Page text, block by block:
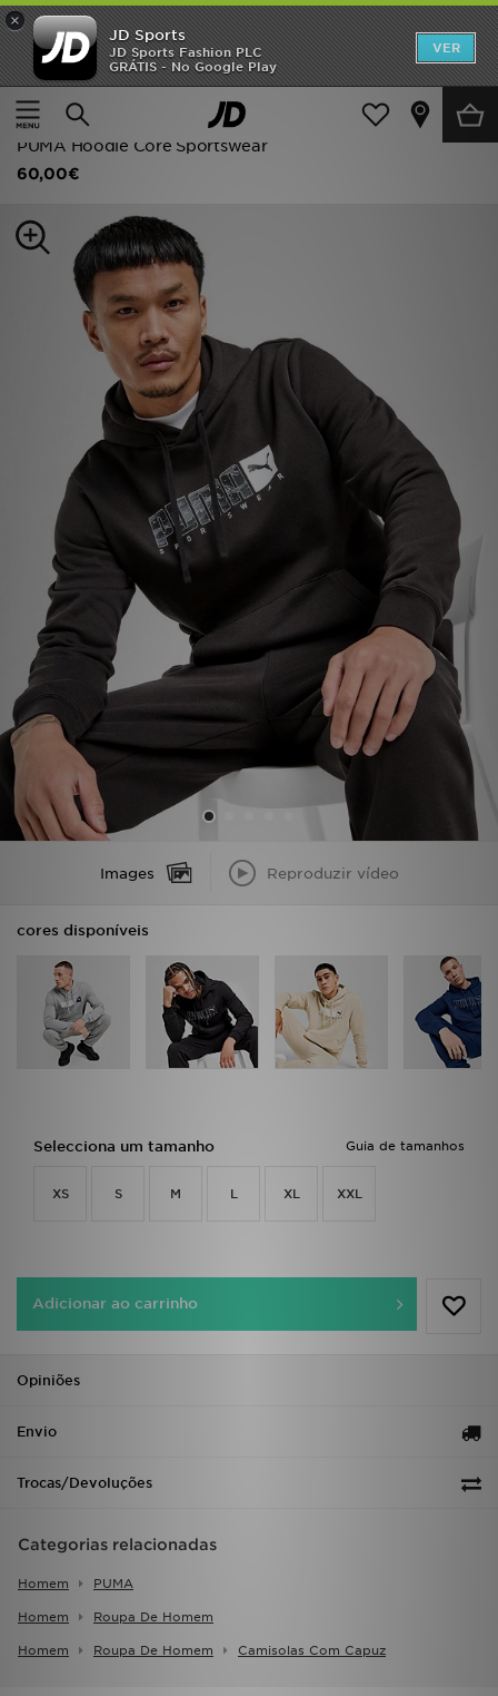
×
JD Sports
JD Sports Fashion PLC
GRÁTIS - No Google Play
VER
Página principal
Homem
Roupa de Homem
PUMA Hoodie Core Sportswear
60,00€
Images Reproduzir vídeo
cores disponíveis
Guia de tamanhos
Selecciona um tamanho
XS S M L XL XXL
Adicionar ao carrinho
Opiniões
Envio
Trocas/Devoluções
Categorias relacionadas
Homem PUMA
Homem Roupa De Homem
Homem Roupa De Homem Camisolas Com Capuz
INÍCIO
Promoções
NOVIDADES
MULHER
CRIANÇA
DESPORTO
FUTEBOL JD
VER MARCAS
LOCALIZADOR DE LOJAS
MENSAGENS
MY JD
BLOG
SUBSCREVE
ESTADO DO TEU PEDIDO
TRABALHA CONNOSCO
FAQs